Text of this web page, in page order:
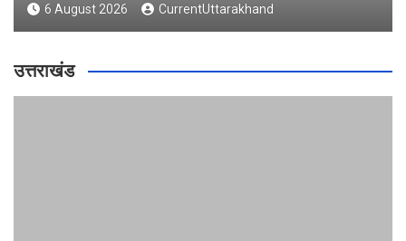
6 August 2026 CurrentUttarakhand
उत्तराखंड